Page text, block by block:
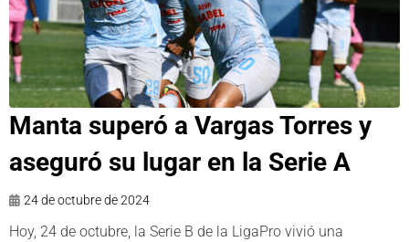
Manta superó a Vargas Torres y
aseguró su lugar en la Serie A
24 de octubre de 2024
Hoy, 24 de octubre, la Serie B de la LigaPro vivió una